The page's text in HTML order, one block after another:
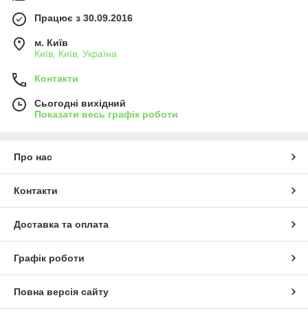
Працює з 30.09.2016
м. Київ
Київ, Київ, Україна
Контакти
Сьогодні вихідний
Показати весь графік роботи
Про нас
Контакти
Доставка та оплата
Графік роботи
Повна версія сайту